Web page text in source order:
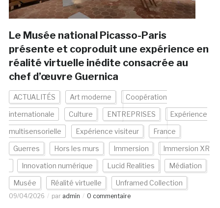
Le Musée national Picasso-Paris
présente et coproduit une expérience en
réalité virtuelle inédite consacrée au
chef d’œuvre Guernica
ACTUALITÉS Art moderne Coopération
internationale Culture ENTREPRISES Expérience
multisensorielle Expérience visiteur France
Guerres Hors les murs Immersion Immersion XR
Innovation numérique Lucid Realities Médiation
Musée Réalité virtuelle Unframed Collection
09/04/2026 par admin 0 commentaire